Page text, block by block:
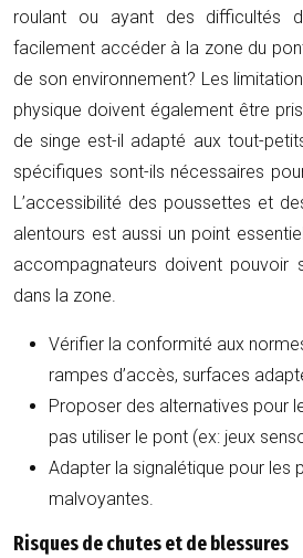
roulant ou ayant des difficultés
facilement accéder à la zone du
de son environnement? Les
physique doivent également être
de singe est-il adapté aux tout-
spécifiques sont-ils nécessaires
L’accessibilité des poussettes et
alentours est aussi un point
accompagnateurs doivent pouvoir
dans la zone.
Vérifier la conformité aux
rampes d’accès, surfaces
Proposer des alternatives pour
pas utiliser le pont (ex: jeux
Adapter la signalétique pour les
malvoyantes.
Risques de chutes et de blessures